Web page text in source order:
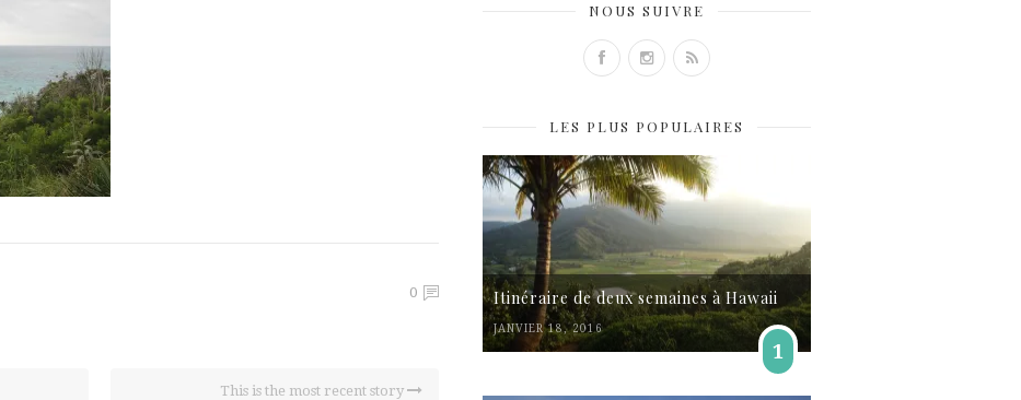
0
This is the most recent story
NOUS SUIVRE
LES PLUS POPULAIRES
Itinéraire de deux semaines à Hawaii
JANVIER 18, 2016
1